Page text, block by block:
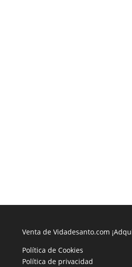
Venta de Vidadesanto.com
Política de Cookies
Política de privacidad